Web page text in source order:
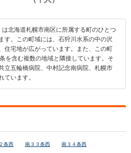
北海道札幌市南区に所属する町のひとつ
す。この町域には、石狩川水系の中の沢
住宅地が広がっています。また、この町
を含む複数の地域と隣接しています。そ
立五輪橋病院、中村記念南病院、札幌市
ています。
条西 南３３条西 南３４条西